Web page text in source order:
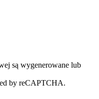
są wygenerowane lub
by reCAPTCHA.